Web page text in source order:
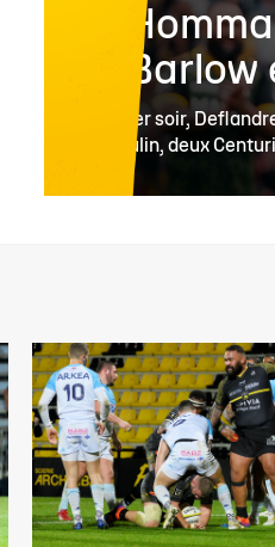
Barlow
Hier soir,
Dulin, deux